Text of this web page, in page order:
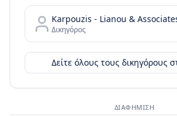
Karpouzis - Lianou &
Δικηγόρος
Δείτε όλους τους δικηγόρους
ΔΙΑΦΉΜΙΣΗ